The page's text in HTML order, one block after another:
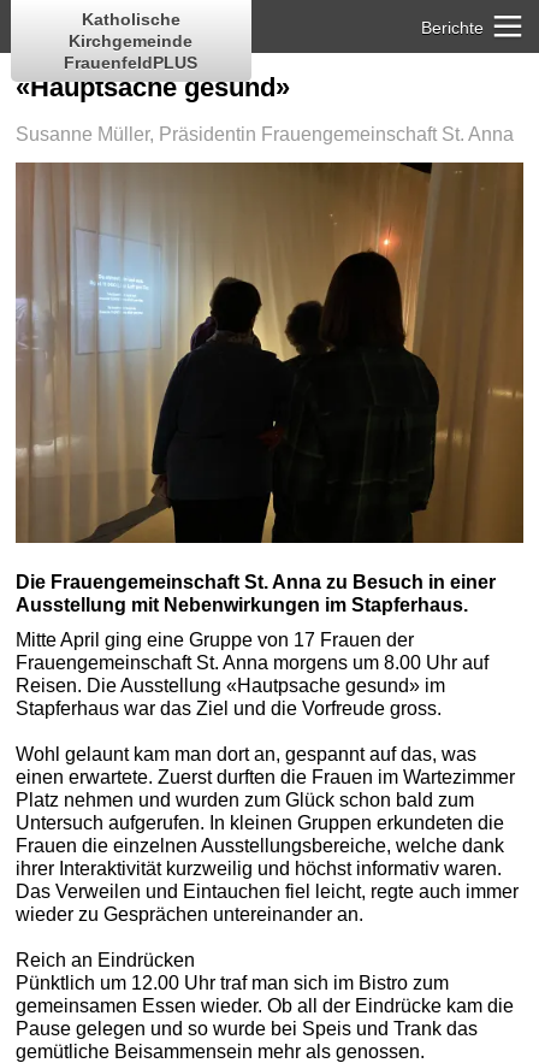
Katholische
Kirchgemeinde
FrauenfeldPLUS
Berichte
«Hauptsache gesund»
Susanne Müller, Präsidentin Frauengemeinschaft St. Anna
Die Frauengemeinschaft St. Anna zu Besuch in einer
Ausstellung mit Nebenwirkungen im Stapferhaus.
Mitte April ging eine Gruppe von 17 Frauen der
Frauengemeinschaft St. Anna morgens um 8.00 Uhr auf
Reisen. Die Ausstellung «Hautpsache gesund» im
Stapferhaus war das Ziel und die Vorfreude gross.
Wohl gelaunt kam man dort an, gespannt auf das, was
einen erwartete. Zuerst durften die Frauen im Wartezimmer
Platz nehmen und wurden zum Glück schon bald zum
Untersuch aufgerufen. In kleinen Gruppen erkundeten die
Frauen die einzelnen Ausstellungsbereiche, welche dank
ihrer Interaktivität kurzweilig und höchst informativ waren.
Das Verweilen und Eintauchen fiel leicht, regte auch immer
wieder zu Gesprächen untereinander an.
Reich an Eindrücken
Pünktlich um 12.00 Uhr traf man sich im Bistro zum
gemeinsamen Essen wieder. Ob all der Eindrücke kam die
Pause gelegen und so wurde bei Speis und Trank das
gemütliche Beisammensein mehr als genossen.